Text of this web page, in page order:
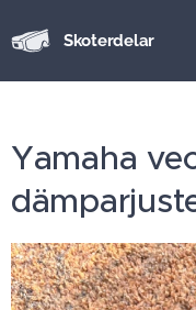
Skoterdelar
Yamaha